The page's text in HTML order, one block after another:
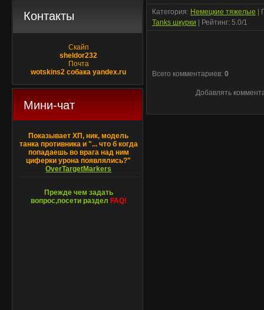
Контакты
Скайп
sheldor232
Почта
wotskins2 собака yandex.ru
Мини-чат
Показывает ХП, ник, модель
танка противника и "... что б когда
попадаешь во врага над ним
циферки урона появлялись?"
OverTargetMarkers
Прежде чем задать
вопрос,посети раздел FAQ!
Категория: Немецкие тяжелые
Tanks шкурки
Рейтинг: 5.0/1
Всего комментариев: 0
Добавлять